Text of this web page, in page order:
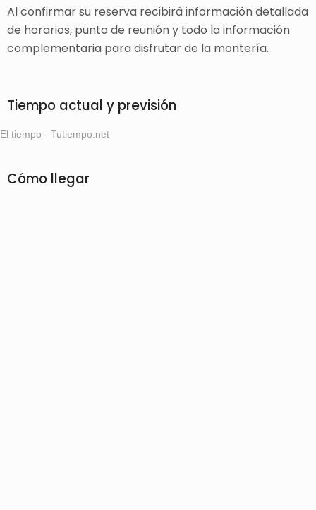
Al confirmar su reserva recibirá información detallada
de horarios, punto de reunión y todo la información
complementaria para disfrutar de la montería.
Tiempo actual y previsión
El tiempo - Tutiempo.net
Cómo llegar